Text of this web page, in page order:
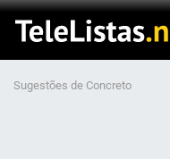
Sugestões de Concreto